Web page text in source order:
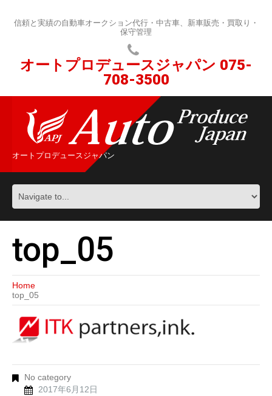
信頼と実績の自動車オークション代行・中古車、新車販売・買取り・
保守管理
オートプロデュースジャパン 075-
708-3500
オートプロデュースジャパン
top_05
Home
top_05
No category
2017年6月12日